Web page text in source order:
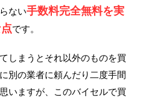
ない手数料完全無料を実
です。
しまうとそれ以外のものを買
別の業者に頼んだり二度手間
いますが、このバイセルで買